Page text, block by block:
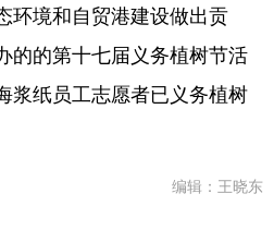
环境和自贸港建设做出贡
的的第十七届义务植树节活
浆纸员工志愿者已义务植树
编辑：王晓东